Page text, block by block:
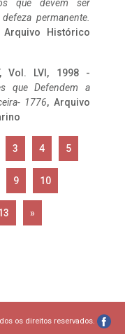
que devem ser
permanente.
Arquivo Histórico
Vol. LVI, 1998 -
que Defendem a
1776, Arquivo
3 4 5
9 10
»
os direitos reservados.